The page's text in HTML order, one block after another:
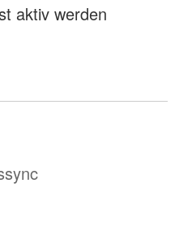
aktiv werden